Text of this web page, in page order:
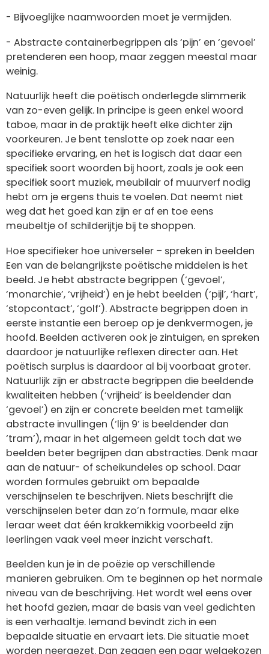
- Bijvoeglijke naamwoorden moet je vermijden.
- Abstracte containerbegrippen als ‘pijn’ en ‘gevoel’
pretenderen een hoop, maar zeggen meestal maar
weinig.
Natuurlijk heeft die poëtisch onderlegde slimmerik
van zo-even gelijk. In principe is geen enkel woord
taboe, maar in de praktijk heeft elke dichter zijn
voorkeuren. Je bent tenslotte op zoek naar een
specifieke ervaring, en het is logisch dat daar een
specifiek soort woorden bij hoort, zoals je ook een
specifiek soort muziek, meubilair of muurverf nodig
hebt om je ergens thuis te voelen. Dat neemt niet
weg dat het goed kan zijn er af en toe eens
meubeltje of schilderijtje bij te shoppen.
Hoe specifieker hoe universeler – spreken in beelden
Een van de belangrijkste poëtische middelen is het
beeld. Je hebt abstracte begrippen (‘gevoel’,
‘monarchie’, ‘vrijheid’) en je hebt beelden (‘pijl’, ‘hart’,
‘stopcontact’, ‘golf’). Abstracte begrippen doen in
eerste instantie een beroep op je denkvermogen, je
hoofd. Beelden activeren ook je zintuigen, en spreken
daardoor je natuurlijke reflexen directer aan. Het
poëtisch surplus is daardoor al bij voorbaat groter.
Natuurlijk zijn er abstracte begrippen die beeldende
kwaliteiten hebben (‘vrijheid’ is beeldender dan
‘gevoel’) en zijn er concrete beelden met tamelijk
abstracte invullingen (‘lijn 9’ is beeldender dan
‘tram’), maar in het algemeen geldt toch dat we
beelden beter begrijpen dan abstracties. Denk maar
aan de natuur- of scheikundeles op school. Daar
worden formules gebruikt om bepaalde
verschijnselen te beschrijven. Niets beschrijft die
verschijnselen beter dan zo’n formule, maar elke
leraar weet dat één krakkemikkig voorbeeld zijn
leerlingen vaak veel meer inzicht verschaft.
Beelden kun je in de poëzie op verschillende
manieren gebruiken. Om te beginnen op het normale
niveau van de beschrijving. Het wordt wel eens over
het hoofd gezien, maar de basis van veel gedichten
is een verhaaltje. Iemand bevindt zich in een
bepaalde situatie en ervaart iets. Die situatie moet
worden neergezet. Dan zeggen een paar welgekozen